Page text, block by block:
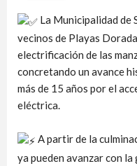
La Municipalidad de
vecinos de Playas
electrificación de las
concretando un avance
más de 15 años por el
eléctrica.
A partir de la
ya pueden avanzar con